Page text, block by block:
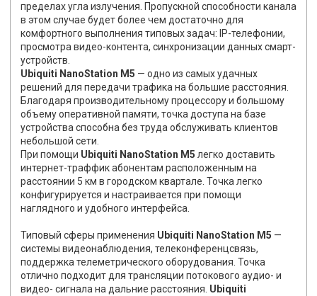
пределах угла излучения. Пропускной способности канала
в этом случае будет более чем достаточно для
комфортного выполнения типовых задач: IP-телефонии,
просмотра видео-контента, синхронизации данных смарт-
устройств.
Ubiquiti NanoStation M5 — одно из самых удачных
решений для передачи трафика на большие расстояния.
Благодаря производительному процессору и большому
объему оперативной памяти, точка доступа на базе
устройства способна без труда обслуживать клиентов
небольшой сети.
При помощи Ubiquiti NanoStation M5 легко доставить
интернет-траффик абонентам расположенным на
расстоянии 5 км в городском квартале . Точка легко
конфигурируется и настраивается при помощи
наглядного и удобного интерфейса.
Типовый сферы применения Ubiquiti NanoStation M5 —
системы видеонаблюдения, телеконференцсвязь,
поддержка телеметрического оборудования. Точка
отлично подходит для трансляции потокового аудио- и
видео- сигнала на дальние расстояния. Ubiquiti